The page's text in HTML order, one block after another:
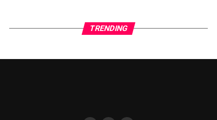
TRENDING